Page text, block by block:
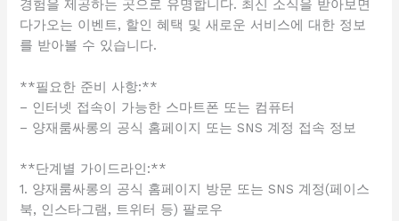
경험을 제공하는 곳으로 유명합니다. 최신 소식을 받아보면
다가오는 이벤트, 할인 혜택 및 새로운 서비스에 대한 정보
를 받아볼 수 있습니다.
**필요한 준비 사항:**
– 인터넷 접속이 가능한 스마트폰 또는 컴퓨터
– 양재룸싸롱의 공식 홈페이지 또는 SNS 계정 접속 정보
**단계별 가이드라인:**
1. 양재룸싸롱의 공식 홈페이지 방문 또는 SNS 계정(페이스
북, 인스타그램, 트위터 등) 팔로우